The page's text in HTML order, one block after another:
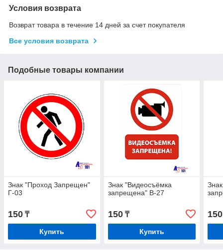
Условия возврата
Возврат товара в течение 14 дней за счет покупателя
Все условия возврата
Подобные товары компании
Знак "Проход Запрещен"
Г-03
150 ₸
Купить
Знак "Видеосъёмка
запрещена" B-27
150₸
Купить
150